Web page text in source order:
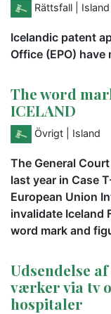
Rättsfall | Island
Icelandic patent
Office (EPO) have
The word
ICELAND
Övrigt | Island
The General
last year in Case
European Union
invalidate Iceland
word mark and
Udsendelse
værker via tv
hospitaler